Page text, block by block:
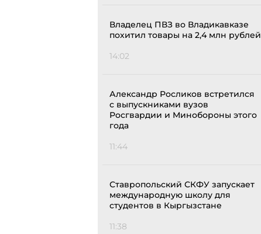
Владелец ПВЗ во Владикавказе
похитил товары на 2,4 млн рублей
14:02
Александр Росликов встретился
с выпускниками вузов
Росгвардии и Минобороны этого
года
11:44
Ставропольский СКФУ запускает
международную школу для
студентов в Кыргызстане
11:38